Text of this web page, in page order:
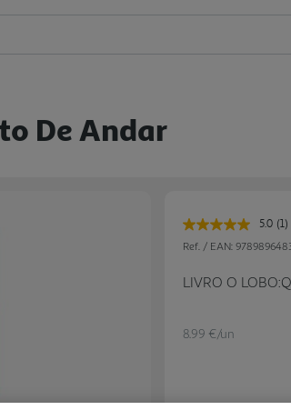
De Andar
5.0 Leu
(1)
Ref. / EAN:
LIVRO O
8.99 €/un